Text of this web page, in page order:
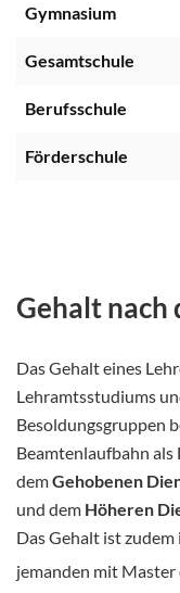
Gymnasium
Gesamtschule
Berufsschule
Förderschule
Gehalt nach
Das Gehalt eines
Lehramtsstudiums
Besoldungsgruppen
Beamtenlaufbahn
demGehobenen
und dem Höheren
Das Gehalt ist
jemanden mit